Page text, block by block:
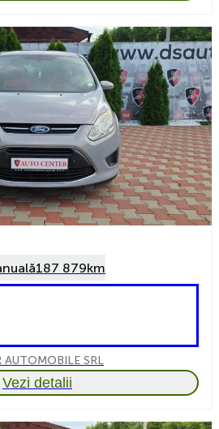
187 879km
AUTOMOBILE SRL
Vezi detalii